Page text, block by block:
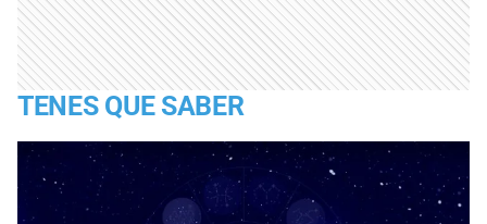
TENES QUE SABER